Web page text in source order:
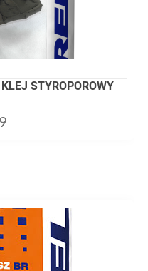
STYROPOROWY